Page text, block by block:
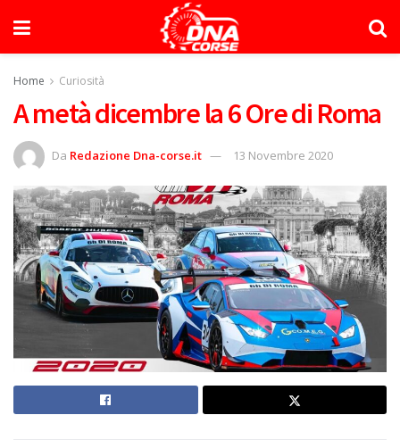
Home Curiosità
A metà dicembre la 6 Ore di Roma
Da Redazione Dna-corse.it 13 Novembre 2020